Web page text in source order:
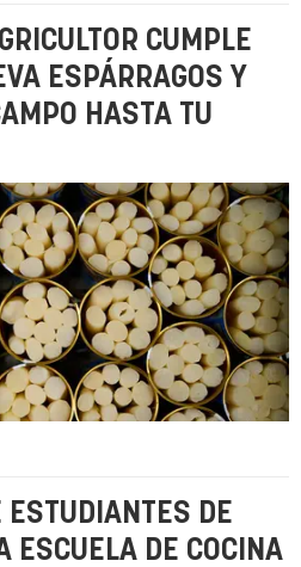
CUMPLE
ESPÁRRAGOS Y
HASTA TU
ESTUDIANTES DE
ESCUELA DE COCINA